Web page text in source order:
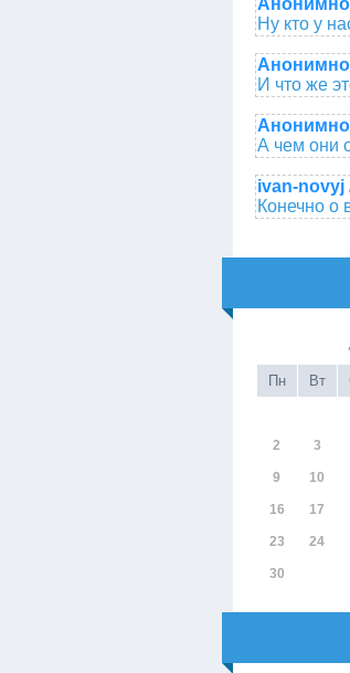
Анонимно
Ну кто у
Анонимно
И что же
Анонимно
А чем они
ivan-novyj
Конечно о
Пн
Вт
2 3
9 10
16 17
23 24
30